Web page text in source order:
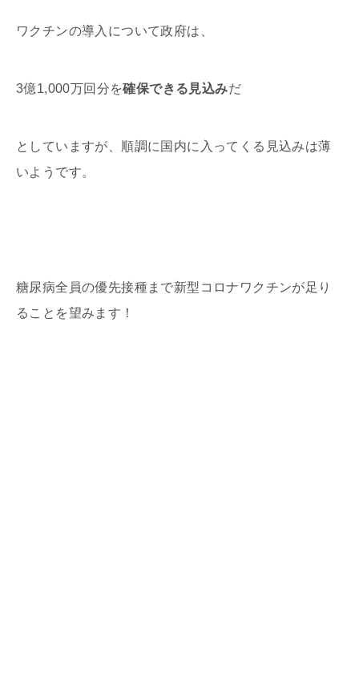
ワクチンの導入について政府は、
3億1,000万回分を確保できる見込みだ
としていますが、順調に国内に入ってくる見込みは薄
いようです。
糖尿病全員の優先接種まで新型コロナワクチンが足り
ることを望みます！